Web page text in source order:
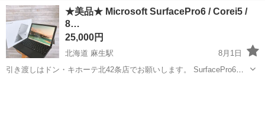
大阪 大阪市 ノートパソコン
★美品★ Microsoft SurfacePro6 / Corei5 /
8…
25,000円
北海道 麻生駅
8月1日
引き渡しはドン・キホーテ北42条店でお願いします。 SurfacePro6で